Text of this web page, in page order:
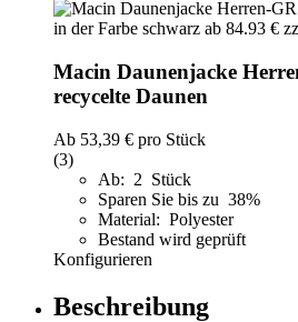
Macin Daunenjacke
recycelte Daunen
Ab 53,39 € pro Stück
(3)
Ab: 2 Stück
Sparen Sie bis zu 38%
Material: Polyester
Bestand wird geprüft
Konfigurieren
Beschreibung